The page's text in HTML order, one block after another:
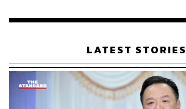
เรือนไทยที่ถูกซุกไว้
LATEST STORIES